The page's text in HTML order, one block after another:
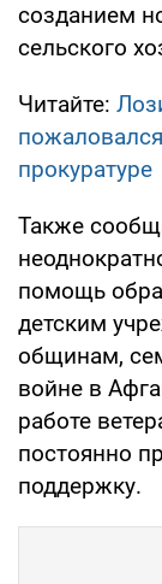
созданием
сельского
Читайте:
прокуратуре
Также
помощь
детским
общинам,
войне в
работе
постоянно
поддержку.